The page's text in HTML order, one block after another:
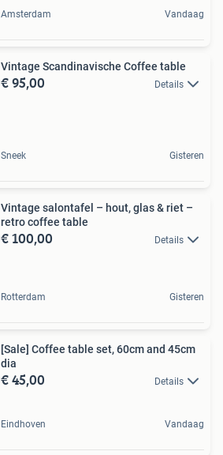
Amsterdam Vandaag
Vintage Scandinavische Coffee table
€ 95,00 Details
Sneek Gisteren
Vintage salontafel – hout, glas & riet –
retro coffee table
€ 100,00 Details
Rotterdam Gisteren
[Sale] Coffee table set, 60cm and 45cm
dia
€ 45,00 Details
Eindhoven Vandaag